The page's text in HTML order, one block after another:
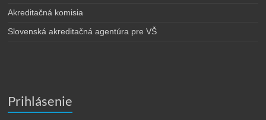
Akreditačná komisia
Slovenská akreditačná agentúra pre VŠ
Prihlásenie